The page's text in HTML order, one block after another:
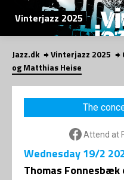
Vinterjazz 2025
Jazz.dk Vinterjazz 2025
og Matthias Heise
The
Attend at
Wednesday19/2
Thomas